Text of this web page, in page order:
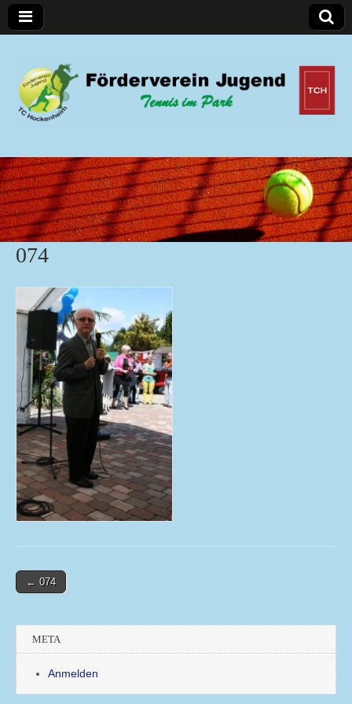
Förderverein Jugend
074
Post← 074
META
Anmelden